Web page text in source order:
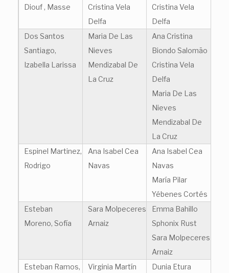
Diouf , Masse
Cristina Vela
Delfa
Cristina Vela
Delfa
Dos Santos
Santiago,
Izabella Larissa
Maria De Las
Nieves
Mendizabal De
La Cruz
Ana Cristina
Biondo Salomão
Cristina Vela
Delfa
Maria De Las
Nieves
Mendizabal De
La Cruz
Espinel Martinez,
Rodrigo
Ana Isabel Cea
Navas
Ana Isabel Cea
Navas
María Pilar
Yébenes Cortés
Esteban
Moreno, Sofía
Sara Molpeceres
Arnaiz
Emma Bahillo
Sphonix Rust
Sara Molpeceres
Arnaiz
Esteban Ramos,
Virginia Martín
Dunia Etura